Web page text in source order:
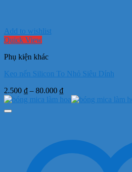
Add to wishlist
Quick View
Phụ kiện khác
Keo nến Silicon To Nhỏ Siêu Dính
2.500 ₫ – 80.000 ₫Khoảng
giá: